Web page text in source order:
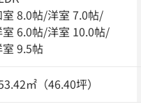
8.0帖/洋室 7.0帖/
6.0帖/洋室 10.0帖/
9.5帖
㎡（46.40坪）